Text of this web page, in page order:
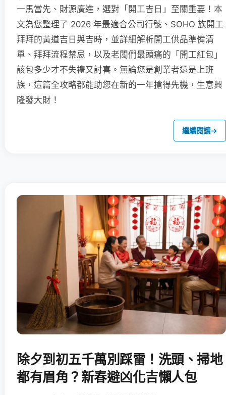
一馬當先、財源廣進，選對「開工吉日」至關重要！本
文為您整理了 2026 年最適合公司行號、SOHO 族開工
拜拜的黃道吉日與吉時，並詳細解析開工供品準備清
單、拜拜流程禁忌，以及老闆們最頭痛的「開工紅包」
該包多少才不失禮又討喜。無論您是創業者還是上班
族，這篇全攻略都能助您在新的一年搶得先機，生意興
隆發大財！
繼續閱讀→
除夕到初五千萬別踩雷！洗頭、掃地
都有眉角？新春避凶化吉懶人包